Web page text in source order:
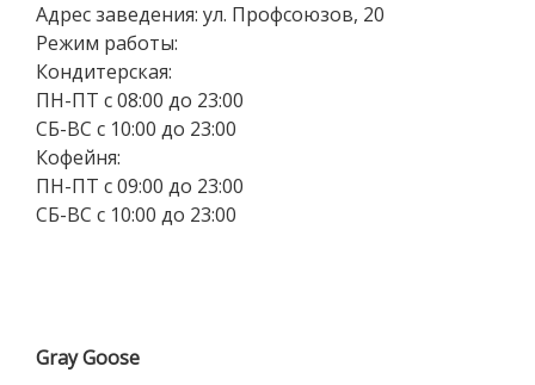
Адрес заведения: ул. Профсоюзов, 20
Режим работы:
Кондитерская:
ПН-ПТ с 08:00 до 23:00
СБ-ВС с 10:00 до 23:00
Кофейня:
ПН-ПТ с 09:00 до 23:00
СБ-ВС с 10:00 до 23:00
Gray Goose